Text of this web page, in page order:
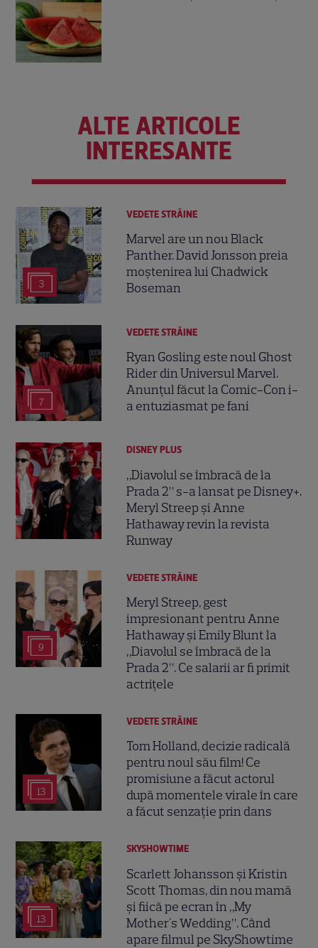
ALTE ARTICOLE
INTERESANTE
3
VEDETE STRĂINE
Marvel are un nou Black
Panther. David Jonsson preia
moștenirea lui Chadwick
Boseman
7
VEDETE STRĂINE
Ryan Gosling este noul Ghost
Rider din Universul Marvel.
Anunțul făcut la Comic-Con i-
a entuziasmat pe fani
DISNEY PLUS
„Diavolul se îmbracă de la
Prada 2” s-a lansat pe Disney+.
Meryl Streep și Anne
Hathaway revin la revista
Runway
9
VEDETE STRĂINE
Meryl Streep, gest
impresionant pentru Anne
Hathaway și Emily Blunt la
„Diavolul se îmbracă de la
Prada 2”. Ce salarii ar fi primit
actrițele
13
VEDETE STRĂINE
Tom Holland, decizie radicală
pentru noul său film! Ce
promisiune a făcut actorul
după momentele virale în care
a făcut senzație prin dans
13
SKYSHOWTIME
Scarlett Johansson și Kristin
Scott Thomas, din nou mamă
și fiică pe ecran în „My
Mother's Wedding”. Când
apare filmul pe SkyShowtime